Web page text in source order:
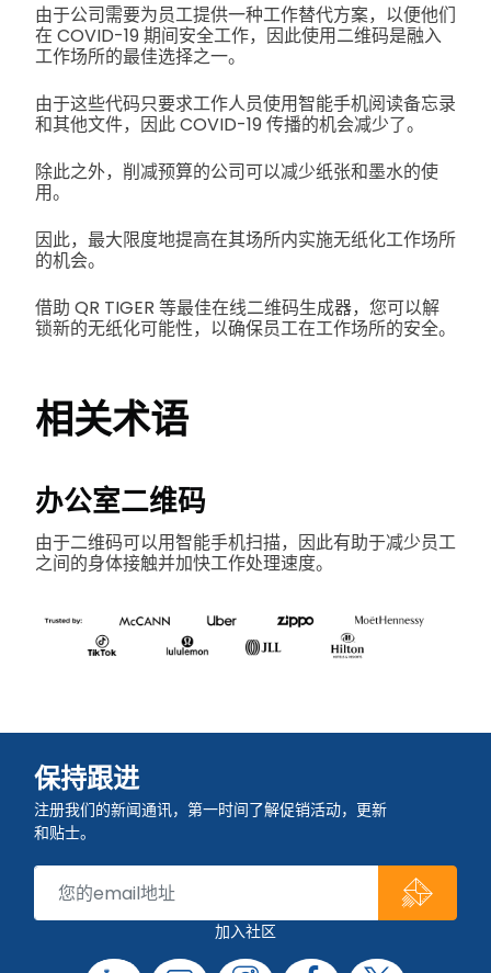
由于公司需要为员工提供一种工作替代方案，以便他们
在 COVID-19 期间安全工作，因此使用二维码是融入
工作场所的最佳选择之一。
由于这些代码只要求工作人员使用智能手机阅读备忘录
和其他文件，因此 COVID-19 传播的机会减少了。
除此之外，削减预算的公司可以减少纸张和墨水的使
用。
因此，最大限度地提高在其场所内实施无纸化工作场所
的机会。
借助 QR TIGER 等最佳在线二维码生成器，您可以解
锁新的无纸化可能性，以确保员工在工作场所的安全。
相关术语
办公室二维码
由于二维码可以用智能手机扫描，因此有助于减少员工
之间的身体接触并加快工作处理速度。
保持跟进
注册我们的新闻通讯，第一时间了解促销活动，更新
和贴士。
加入社区